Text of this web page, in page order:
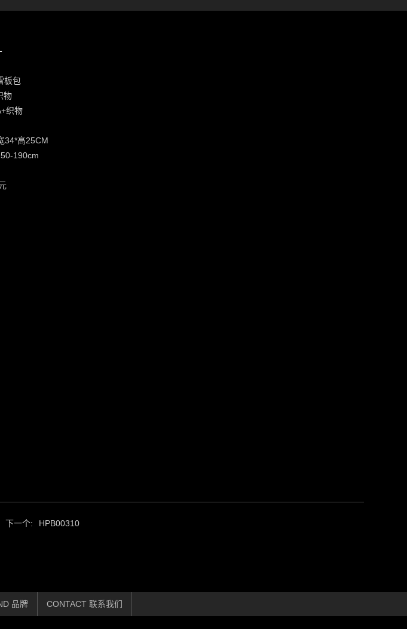
板包
物
织物
34*高25CM
190cm
下一个: HPB00310
品牌 CONTACT 联系我们